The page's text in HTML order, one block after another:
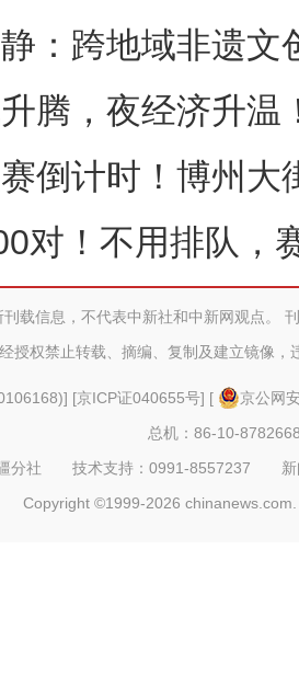
：跨地域非遗文
腾，夜经济升温
倒计时！博州
对！不用排队，
→
刊载信息，不代表中新社和中新网观点。
授权禁止转载、摘编、复制及建立镜像，
] [京ICP证040655号] [
京公网
总机：86-10-
疆分社 技术支持：0991-8557237
Copyright ©1999-2026